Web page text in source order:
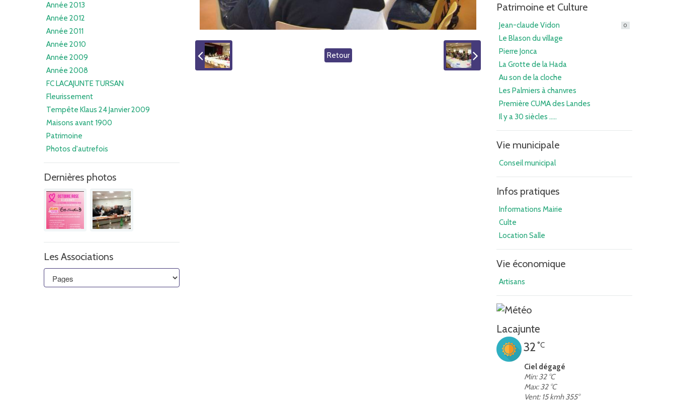
Année 2013
Année 2012
Année 2011
Année 2010
Année 2009
Année 2008
FC LACAJUNTE TURSAN
Fleurissement
Tempête Klaus 24 Janvier 2009
Maisons avant 1900
Patrimoine
Photos d'autrefois
Dernières photos
Les Associations
Retour
Patrimoine et Culture
Jean-claude Vidon 0
Le Blason du village
Pierre Jonca
La Grotte de la Hada
Au son de la cloche
Les Palmiers à chanvres
Première CUMA des Landes
Il y a 30 siècles .....
Vie municipale
Conseil municipal
Infos pratiques
Informations Mairie
Culte
Location Salle
Vie économique
Artisans
Lacajunte
32 °C
Ciel dégagé
Min: 32 °C
Max: 32 °C
Vent: 15 kmh 355°